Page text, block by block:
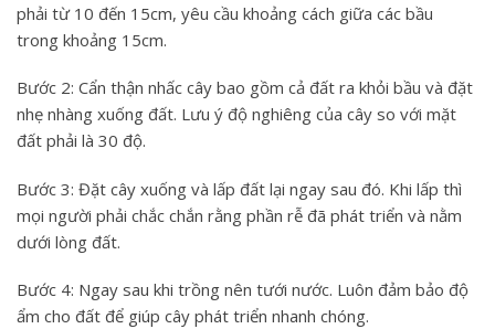
phải từ 10 đến 15cm, yêu cầu khoảng cách giữa các bầu
trong khoảng 15cm.
Bước 2: Cẩn thận nhấc cây bao gồm cả đất ra khỏi bầu và đặt
nhẹ nhàng xuống đất. Lưu ý độ nghiêng của cây so với mặt
đất phải là 30 độ.
Bước 3: Đặt cây xuống và lấp đất lại ngay sau đó. Khi lấp thì
mọi người phải chắc chắn rằng phần rễ đã phát triển và nằm
dưới lòng đất.
Bước 4: Ngay sau khi trồng nên tưới nước. Luôn đảm bảo độ
ẩm cho đất để giúp cây phát triển nhanh chóng.